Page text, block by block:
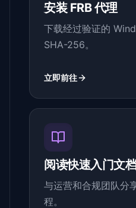
安装 FRB 代理
下载经过验证的
SHA-256。
立即前往
阅读快速入门文档
与运营和合规团队分
程。